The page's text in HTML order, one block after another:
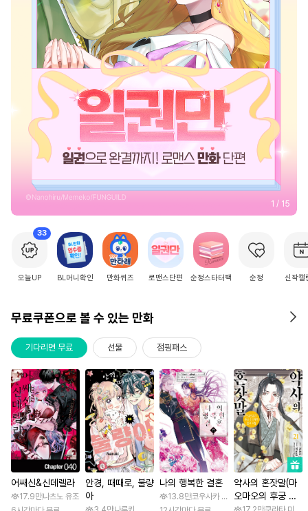
2 / 15
33
오늘UP BL머니확인 만화퀴즈 로맨스단편 순정스타터팩 순정 신작캘
무료쿠폰으로 볼 수 있는 만화
기다리면 무료 선물 점핑패스
어쌔신&신데렐라
17.9만나츠노 유조
안경, 때때로, 불량
아
나의 행복한 결혼
13.8만코우사카 리토 / 아기토기 아쿠미
약사의 혼잣말(마
오마오의 후궁 수